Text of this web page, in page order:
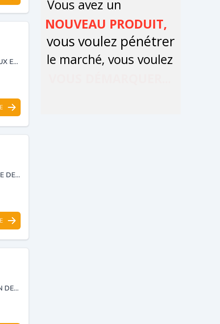
ENTREPRISE SPECIALISEE DANS LA COLLECTE DES DECHETS SPECIAUX ET SPECIAUX DANGEREUX, NOTAMMENT LES DECHETS DE SOIN A RISQUE INFECTIEUX DASRI.
TRAITEMENT DE DÉCHETS SPÉCIAUX ET DÉCHETS DANGEREUX, UNITE DE STATION DE TRANSFERT DE DÉCHETS.
COLLECTE ET TRAITEMENT DES DÉCHETS DANGEREUX DÉPOLLUTION DES SOLS ET TRAVAUX DE L’ENVIRONNEMENT.